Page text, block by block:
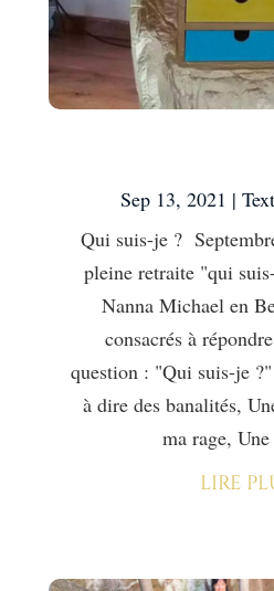
Sep 13, 2021 |
Qui suis-je ?
pleine retraite "qui
Nanna Michael en
consacrés à
question : "Qui suis-je
à dire des banalités,
ma rage,
lire